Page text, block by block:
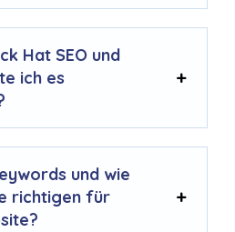
Hat SEO und
ich es
und wie
richtigen für